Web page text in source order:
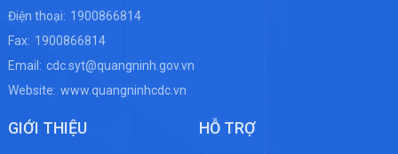
Điện thoại: 1900866814
Fax: 1900866814
Email: cdc.syt@quangninh.gov.vn
Website: www.quangninhcdc.vn
GIỚI THIỆU HỖ TRỢ